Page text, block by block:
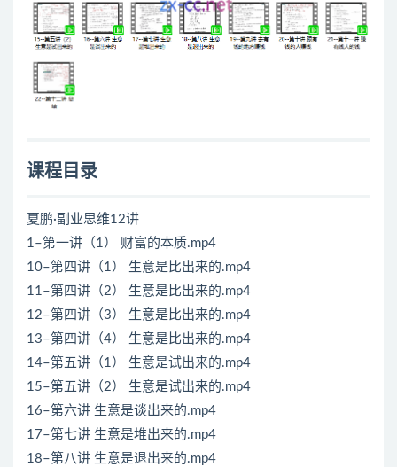
课程目录
夏鹏·副业思维12讲
1–第一讲（1） 财富的本质.mp4
10–第四讲（1） 生意是比出来的.mp4
11–第四讲（2） 生意是比出来的.mp4
12–第四讲（3） 生意是比出来的.mp4
13–第四讲（4） 生意是比出来的.mp4
14–第五讲（1） 生意是试出来的.mp4
15–第五讲（2） 生意是试出来的.mp4
16–第六讲 生意是谈出来的.mp4
17–第七讲 生意是堆出来的.mp4
18–第八讲 生意是退出来的.mp4